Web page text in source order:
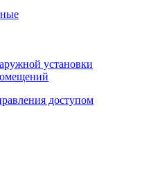
установки
доступом